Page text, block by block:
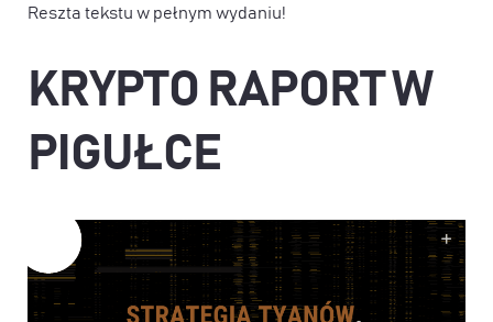
Reszta tekstu w pełnym wydaniu!
KRYPTO RAPORT W
PIGUŁCE